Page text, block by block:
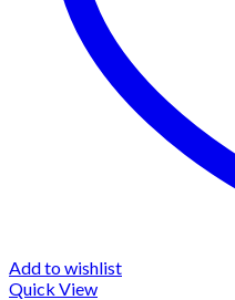
Add to wishlist
Quick View